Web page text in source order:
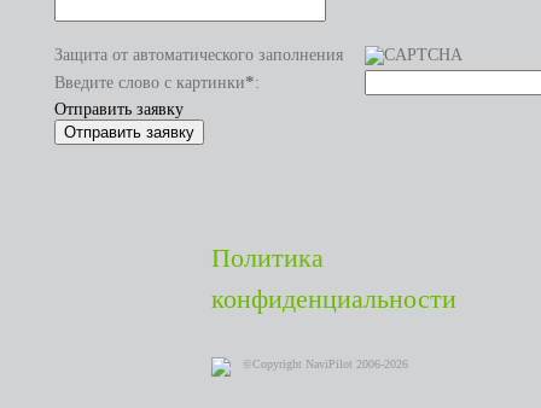
Защита от автоматического заполнения
Введите слово с картинки*:
Отправить заявку
Политика
конфиденциальности
©Copyright NaviPilot 2006-2026